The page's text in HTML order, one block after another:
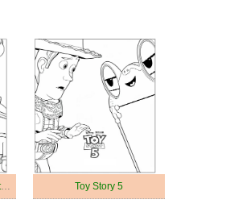
Des Minions et des Monstres Toy Story 5